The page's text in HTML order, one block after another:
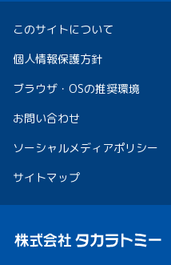
このサイトについて
個人情報保護方針
ブラウザ・OSの推奨環境
お問い合わせ
ソーシャルメディアポリシー
サイトマップ